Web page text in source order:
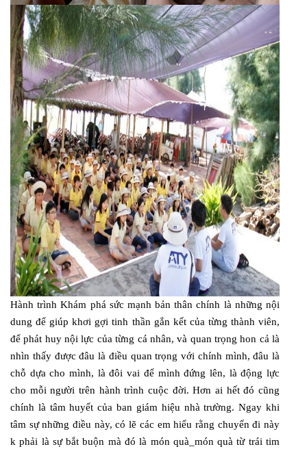
Hành trình Khám phá sức mạnh bản thân chính là những nội
dung để giúp khơi gợi tinh thần gắn kết của từng thành viên,
để phát huy nội lực của từng cá nhân, và quan trọng hon cả là
nhìn thấy được đâu là điều quan trọng với chính mình, đâu là
chỗ dựa cho mình, là đôi vai để mình đứng lên, là động lực
cho mỗi người trên hành trình cuộc đời. Hơn ai hết đó cũng
chính là tâm huyết của ban giám hiệu nhà trường. Ngay khi
tâm sự những điều này, có lẽ các em hiểu rằng chuyến đi này
k phải là sự bắt buộn mà đó là món quà_món quà từ trái tim